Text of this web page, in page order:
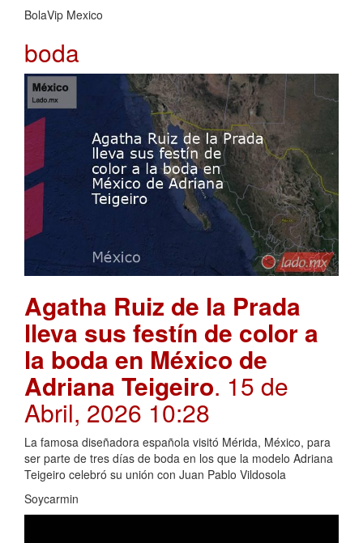
BolaVip Mexico
boda
Agatha Ruiz de la Prada
lleva sus festín de color a
la boda en México de
Adriana Teigeiro. 15 de
Abril, 2026 10:28
La famosa diseñadora española visitó Mérida, México, para
ser parte de tres días de boda en los que la modelo Adriana
Teigeiro celebró su unión con Juan Pablo Vildosola
Soycarmin